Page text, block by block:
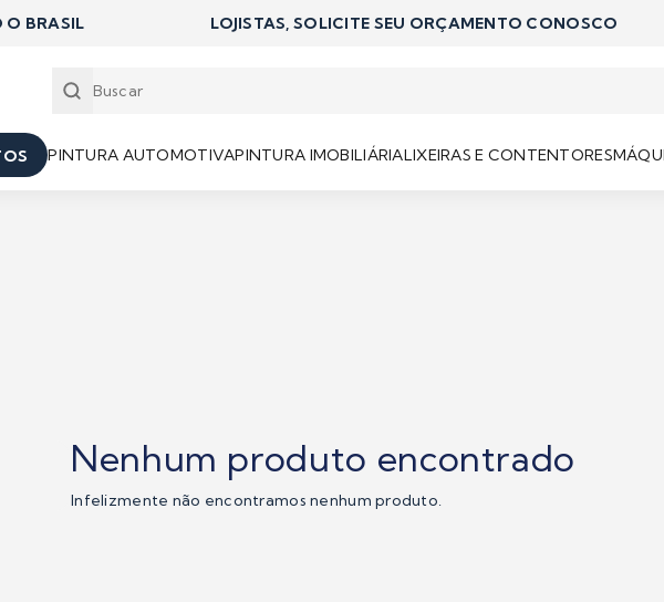
O BRASIL LOJISTAS, SOLICITE SEU ORÇAMENTO CONOSCO
PINTURA AUTOMOTIVAPINTURA IMOBILIÁRIALIXEIRAS E CONTENTORES
Nenhum produto encontrado
Infelizmente não encontramos nenhum produto.